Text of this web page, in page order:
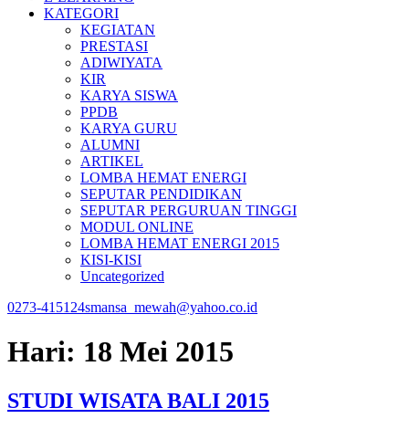
KATEGORI
KEGIATAN
PRESTASI
ADIWIYATA
KIR
KARYA SISWA
PPDB
KARYA GURU
ALUMNI
ARTIKEL
LOMBA HEMAT ENERGI
SEPUTAR PENDIDIKAN
SEPUTAR PERGURUAN TINGGI
MODUL ONLINE
LOMBA HEMAT ENERGI 2015
KISI-KISI
Uncategorized
0273-415124smansa_mewah@yahoo.co.id
Hari: 18 Mei 2015
STUDI WISATA BALI 2015